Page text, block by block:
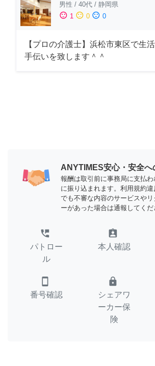
男性 / 40代 / 静岡県
sentiment_satisfied 1 sentiment_neutral 0 sentiment_dissatisfied 0
【プロの介護士】浜松市東区で生
手伝いを致します＾＾
ANYTIMES安心・安全へ
報酬は取引前に事務局に支払
に振り込まれます。利用規約
でも不審な内容のサービスや
ーがあった場合は通報してくだ
perm_phone_msg
パトロー
ル
assignment_ind
本人確認
smartphone
番号確認
lock
シェアワ
ーカー保
険